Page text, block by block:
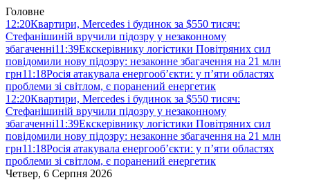
Головне
12:20Квартири, Mercedes і будинок за $550 тисяч:
Стефанішиній вручили підозру у незаконному
збагаченні11:39Екскерівнику логістики Повітряних сил
повідомили нову підозру: незаконне збагачення на 21 млн
грн11:18Росія атакувала енергооб’єкти: у п’яти областях
проблеми зі світлом, є поранений енергетик
12:20Квартири, Mercedes і будинок за $550 тисяч:
Стефанішиній вручили підозру у незаконному
збагаченні11:39Екскерівнику логістики Повітряних сил
повідомили нову підозру: незаконне збагачення на 21 млн
грн11:18Росія атакувала енергооб’єкти: у п’яти областях
проблеми зі світлом, є поранений енергетик
Четвер, 6 Серпня 2026